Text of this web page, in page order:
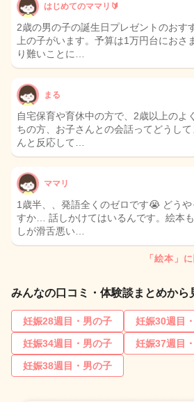
はじめてのママリ🔰
2歳の男の子の誕生日プレゼントのおす
上の子がいます。予算は1万円台におさ
り難いことに…
まる
自宅保育や育休中の方で、2歳以上のよ
ちの方、お子さんとの会話ってどうし
んと反応して…
ママリ
1歳半、、発語全くのゼロです😭 どう
すか… 話しかけてはいるんです。絵本
しが滑舌悪い…
「絵本」
みんなの口コミ・体験談まとめから
妊娠28週目・男の子
妊娠30週目
妊娠34週目・男の子
妊娠37週目
妊娠38週目・男の子